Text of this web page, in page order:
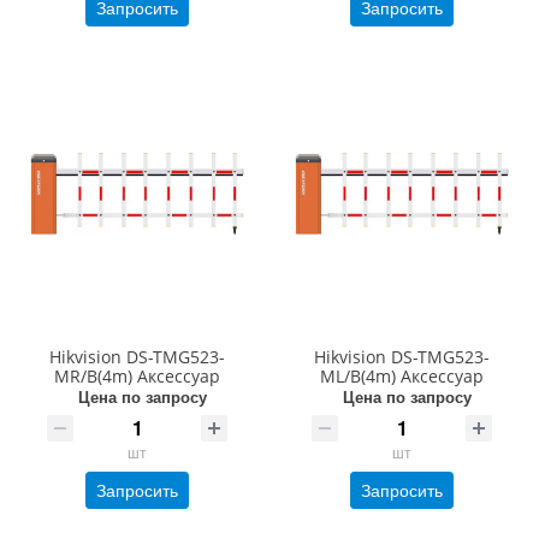
Запросить Запросить
Hikvision DS-TMG523-
MR/B(4m) Аксессуар
Цена по запросу
шт
Запросить
Hikvision DS-TMG523-
ML/B(4m) Аксессуар
Цена по запросу
шт
Запросить